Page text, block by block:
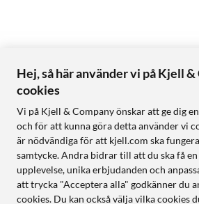
Hej, så här använder vi på Kjell
cookies
Vi på Kjell & Company önskar att ge dig
och för att kunna göra detta använder vi
är nödvändiga för att kjell.com ska
samtycke. Andra bidrar till att du ska få
upplevelse, unika erbjudanden och
att trycka "Acceptera alla" godkänner du
cookies. Du kan också välja vilka cookies